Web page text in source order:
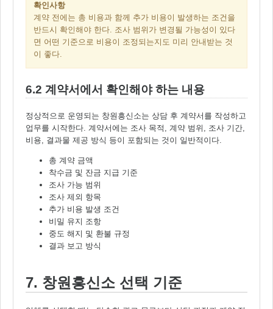
확인사항
계약 전에는 총 비용과 함께 추가 비용이 발생하는 조건을
반드시 확인해야 한다. 조사 범위가 변경될 가능성이 있다
면 어떤 기준으로 비용이 조정되는지도 미리 안내받는 것
이 좋다.
6.2 계약서에서 확인해야 하는 내용
정상적으로 운영되는 창원흥신소는 상담 후 계약서를 작성하고
업무를 시작한다. 계약서에는 조사 목적, 계약 범위, 조사 기간,
비용, 결과물 제공 방식 등이 포함되는 것이 일반적이다.
총 계약 금액
착수금 및 잔금 지급 기준
조사 가능 범위
조사 제외 항목
추가 비용 발생 조건
비밀 유지 조항
중도 해지 및 환불 규정
결과 보고 방식
7. 창원흥신소 선택 기준